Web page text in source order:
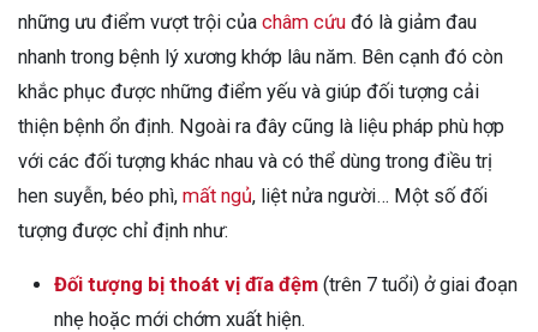
những ưu điểm vượt trội của châm cứu đó là giảm đau
nhanh trong bệnh lý xương khớp lâu năm. Bên cạnh đó còn
khắc phục được những điểm yếu và giúp đối tượng cải
thiện bệnh ổn định. Ngoài ra đây cũng là liệu pháp phù hợp
với các đối tượng khác nhau và có thể dùng trong điều trị
hen suyễn, béo phì, mất ngủ, liệt nửa người… Một số đối
tượng được chỉ định như:
Đối tượng bị thoát vị đĩa đệm (trên 7 tuổi) ở giai đoạn
nhẹ hoặc mới chớm xuất hiện.